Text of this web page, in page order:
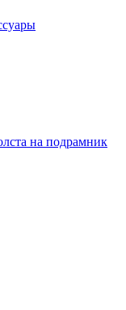
на подрамник